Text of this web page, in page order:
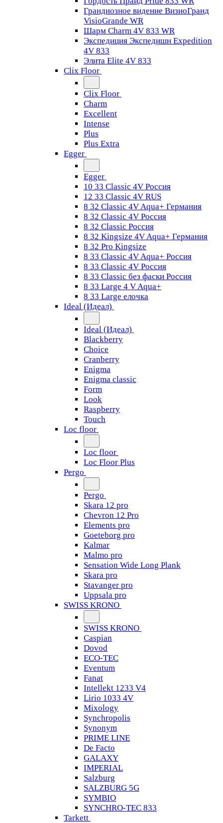
Грандиозное видение ВизиоГранд
VisioGrande WR
Шарм Charm 4V 833 WR
Экспедиция Экспедишн Expedition
4V 833
Элита Elite 4V 833
Clix Floor
Clix Floor
Charm
Excellent
Intense
Plus
Plus Extra
Egger
Egger
10 33 Classic 4V Россия
12 33 Classic 4V RUS
8 32 Classic 4V Aqua+ Германия
8 32 Classic 4V Россия
8 32 Classic Россия
8 32 Kingsize 4V Aqua+ Германия
8 32 Pro Kingsize
8 33 Classic 4V Aqua+ Россия
8 33 Classic 4V Россия
8 33 Classic без фаски Россия
8 33 Large 4 V Aqua+
8 33 Large елочка
Ideal (Идеал)
Ideal (Идеал)
Blackberry
Choice
Cranberry
Enigma
Enigma classic
Form
Look
Raspberry
Touch
Loc floor
Loc floor
Loc Floor Plus
Pergo
Pergo
Skara 12 pro
Chevron 12 Pro
Elements pro
Goeteborg pro
Kalmar
Malmo pro
Sensation Wide Long Plank
Skara pro
Stavanger pro
Uppsala pro
SWISS KRONO
SWISS KRONO
Caspian
Dovod
ECO-TEC
Eventum
Fanat
Intellekt 1233 V4
Lirio 1033 4V
Mixology
Synchropolis
Synonym
PRIME LINE
De Facto
GALAXY
IMPERIAL
Salzburg
SALZBURG 5G
SYMBIO
SYNCHRO-TEC 833
Tarkett